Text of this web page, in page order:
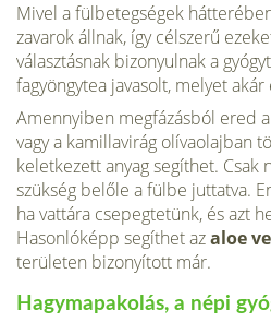
Mivel a fülbetegségek
zavarok állnak, így célszerű
választásnak bizonyulnak a
fagyöngytea javasolt, melyet
Amennyiben megfázásból ered
vagy a kamillavirág olívaolajban
keletkezett anyag segíthet. Csak
szükség belőle a fülbe juttatva.
ha vattára csepegtetünk, és azt
Hasonlóképp segíthet azaloe
területen bizonyított már.
Hagymapakolás, a népi